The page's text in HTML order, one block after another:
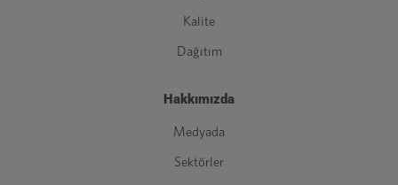
Kalite
Dağıtım
Hakkımızda
Medyada
Sektörler